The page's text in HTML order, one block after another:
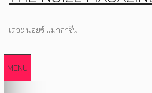
เดอะ นอยซ์ แมกกาซีน
MENU